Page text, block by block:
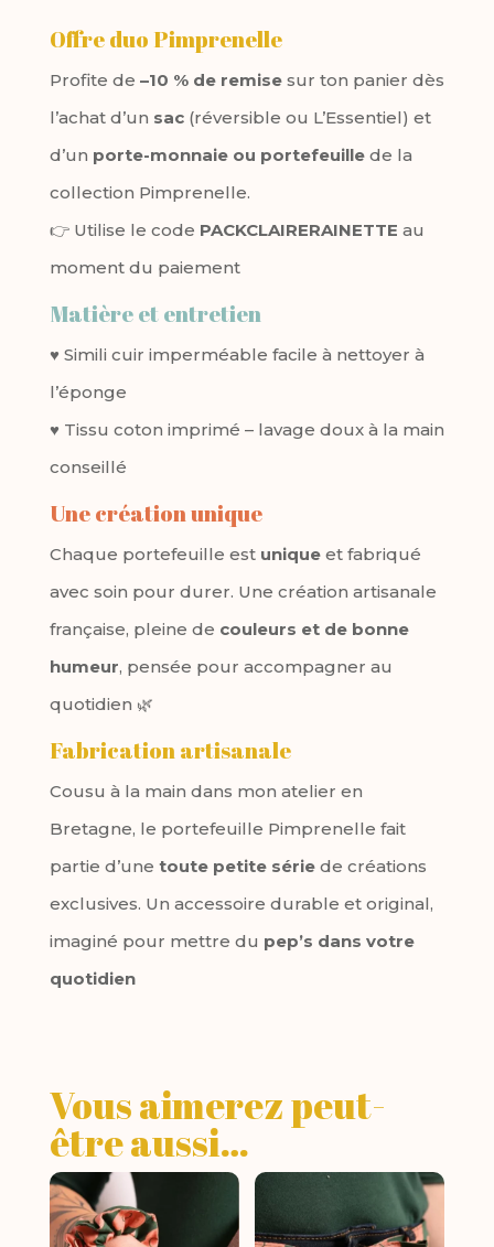
Offre duo Pimprenelle
Profite de –10 % de remisesur ton panier dès
l’achat d’un sac(réversible ou L’Essentiel) et
d’un porte-monnaie ou portefeuille de la
collection Pimprenelle.
👉 Utilise le code PACKCLAIRERAINETTE au
moment du paiement
Matière et entretien
♥ Simili cuir imperméable facile à nettoyer à
l’éponge
♥ Tissu coton imprimé – lavage doux à la main
conseillé
Une création unique
Chaque portefeuille est uniqueet fabriqué
avec soin pour durer. Une création artisanale
française, pleine de couleurs et de bonne
humeur, pensée pour accompagner au
quotidien 🌿
Fabrication artisanale
Cousu à la main dans mon atelier en
Bretagne, le portefeuille Pimprenelle fait
partie d’une toute petite sériede créations
exclusives. Un accessoire durable et original,
imaginé pour mettre du pep’s dans votre
quotidien
Vous aimerez peut-
être aussi…